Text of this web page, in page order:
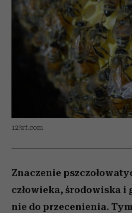
123rf.com
Znaczenie
człowieka, środowiska i
nie do przecenienia.